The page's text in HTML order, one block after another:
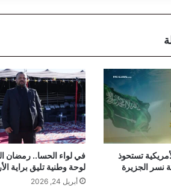
ي
ن
–
و
ر
ع
م
تستحوذ
نسر الجزيرة
في لواء الحسا.. رمضان
لوحة وطنية تليق براية
أبريل 24, 2026